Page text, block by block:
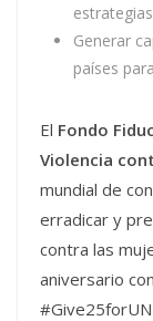
Generar
países
El Fondo
Violencia
mundial de
erradicar y
contra las
aniversario